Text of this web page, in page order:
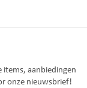
aanbiedingen
onze nieuwsbrief!